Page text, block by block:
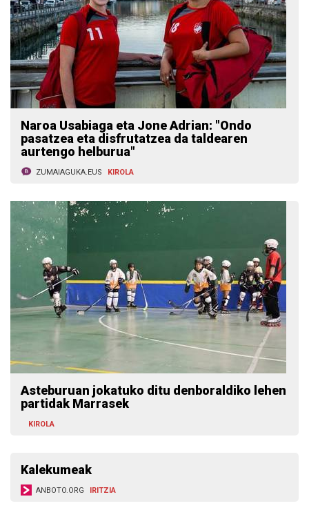
Naroa Usabiaga eta Jone Adrian: "Ondo
pasatzea eta disfrutatzea da taldearen
aurtengo helburua"
ZUMAIAGUKA.EUS KIROLA
Asteburuan jokatuko ditu denboraldiko lehen
partidak Marrasek
KIROLA
Kalekumeak
ANBOTO.ORG IRITZIA